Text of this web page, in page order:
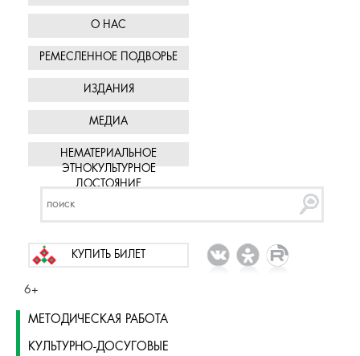
О НАС
РЕМЕСЛЕННОЕ ПОДВОРЬЕ
ИЗДАНИЯ
МЕДИА
НЕМАТЕРИАЛЬНОЕ
ЭТНОКУЛЬТУРНОЕ
ДОСТОЯНИЕ
КУПИТЬ БИЛЕТ
6+
МЕТОДИЧЕСКАЯ РАБОТА
КУЛЬТУРНО-ДОСУГОВЫЕ